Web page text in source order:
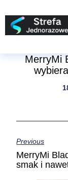
MerryMi
Previous
MerryMi
smak i